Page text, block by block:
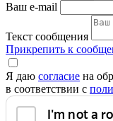
Ваш e-mail
Текст сообщения
Прикрепить к
Я даю согласие на
в соответствии с